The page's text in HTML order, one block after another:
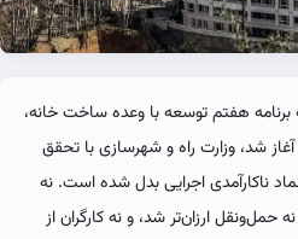
برنامه هفتم توسعه با وعده ساخت خانه،
شد، وزارت راه و شهرسازی با تحقق
به نماد ناکارآمدی اجرایی بدل شده است. نه
ارزان‌تر شد، و نه کارگران از